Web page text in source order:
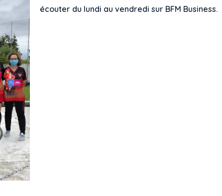
écouter du lundi au vendredi sur BFM Business.